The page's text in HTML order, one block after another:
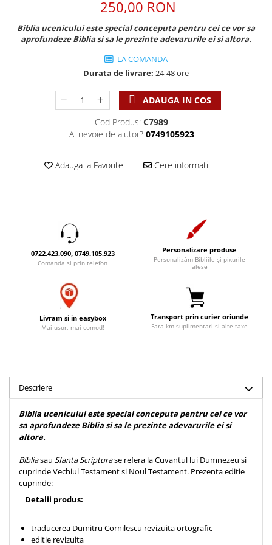
Eseuri
Cresterea copiilor
Tineri
Viata de familie
Despre biserica
Predici/ Schite de predici
Resurse studiu biblic
Instrumente teologice
Literatura
Biografii
Eseuri
Marturii
Meditatii
Pedagogie
Poezii
Sanatate
Jurnale
Limba Română
Pentru copii
Pix+Semn de carte
Produse din lemn
Accesorii birou
Tablouri din lemn
Pungi cadou cu versete
Semne de carte
Statuete
Sticle apa
Suport pentru pahar
Tablouri
Tablouri canvas
Sibiu
Alte suveniruri
Suport pahar
Magneti
Suport pahar
Carti postale
250,00 RON
Biblia ucenicului este special conceputa pentru cei ce vor sa
aprofundeze Biblia si sa le prezinte adevarurile ei si altora.
LA COMANDA
Durata de livrare: 24-48 ore
ADAUGA IN COS
Cod Produs: C7989
Ai nevoie de ajutor? 0749105923
Adauga la Favorite Cere informatii
0722.423.090, 0749.105.923
Comanda si prin telefon
Personalizare produse
Personalizăm Bibliile și pixurile
alese
Livram si in easybox
Mai usor, mai comod!
Transport prin curier oriunde
Fara km suplimentari si alte taxe
Descriere
Biblia ucenicului este special conceputa pentru cei ce vor
sa aprofundeze Biblia si sa le prezinte adevarurile ei si
altora.
Bibliasau Sfanta Scripturase refera la Cuvantul lui Dumnezeu si
cuprinde Vechiul Testament si Noul Testament. Prezenta editie
cuprinde:
Detalii produs:
traducerea Dumitru Cornilescu revizuita ortografic
editie revizuita